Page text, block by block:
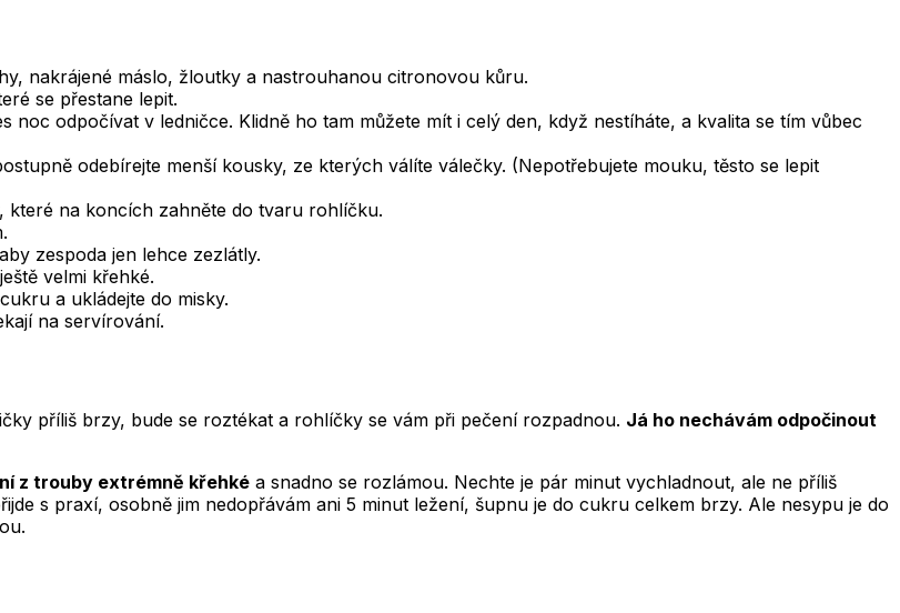
nakrájené máslo, žloutky a nastrouhanou citronovou kůru.
se přestane lepit.
odpočívat v ledničce. Klidně ho tam můžete mít i celý den, když nestíháte, a kvalita se tím vůbec
odebírejte menší kousky, ze kterých válíte válečky. (Nepotřebujete mouku, těsto se lepit
které na koncích zahněte do tvaru rohlíčku.
zespoda jen lehce zezlátly.
velmi křehké.
a ukládejte do misky.
na servírování.
příliš brzy, bude se roztékat a rohlíčky se vám při pečení rozpadnou. Já ho nechávám odpočinout
z trouby extrémně křehké a snadno se rozlámou. Nechte je pár minut vychladnout, ale ne příliš
s praxí, osobně jim nedopřávám ani 5 minut ležení, šupnu je do cukru celkem brzy. Ale nesypu je do